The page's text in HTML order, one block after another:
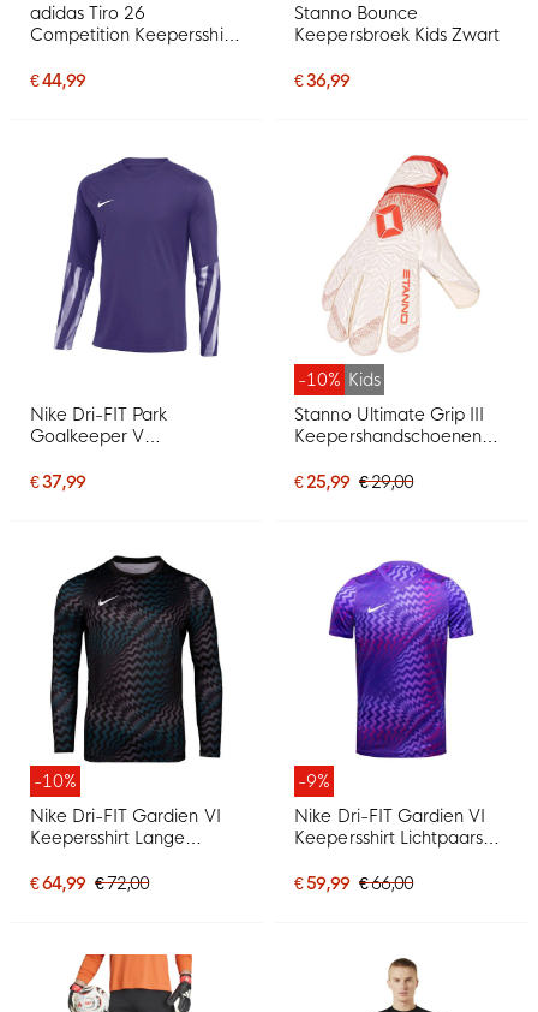
adidas Tiro 26
Competition Keepersshirt
Zwart
€ 44,99
Stanno Bounce
Keepersbroek Kids Zwart
€ 36,99
Nike Dri-FIT Park
Goalkeeper V
Mouwen Lichtpaars Wit
€ 37,99
-10% Kids
Stanno Ultimate Grip III
Keepershandschoenen
€ 25,99 € 29,00
-10%
Nike Dri-FIT Gardien VI
Keepersshirt Lange
€ 64,99 € 72,00
-9%
Nike Dri-FIT Gardien VI
Keepersshirt Lichtpaars
€ 59,99 € 66,00